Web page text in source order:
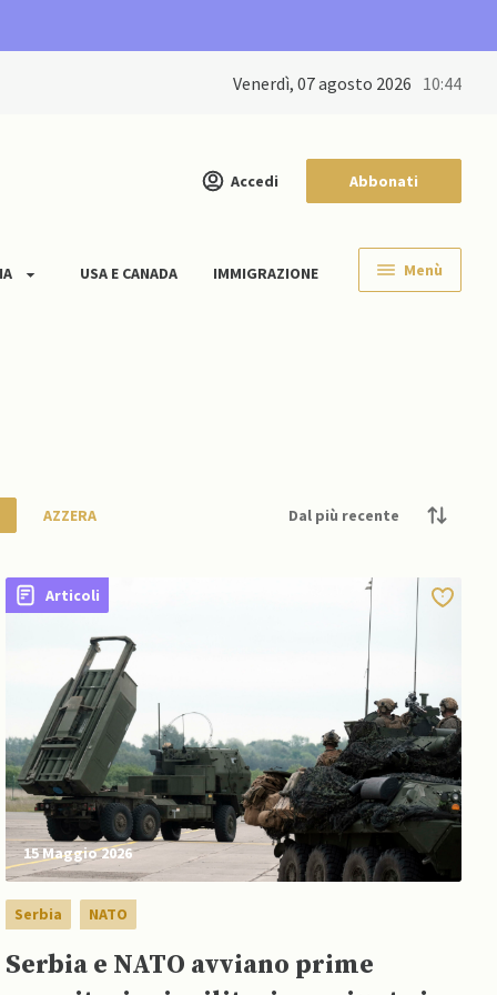
venerdì, 07 agosto 2026 10:44
Accedi Abbonati
USA E CANADA IMMIGRAZIONE Menù
AZZERA
Articoli
15 Maggio 2026
Serbia NATO
Serbia e NATO avviano prime